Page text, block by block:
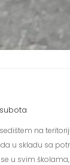
na
u skladu sa
u svim